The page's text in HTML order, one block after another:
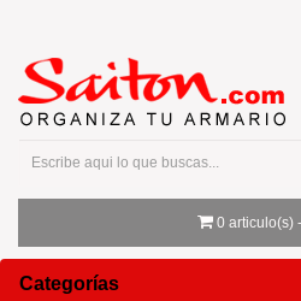
0 articulo(s)
Categorías